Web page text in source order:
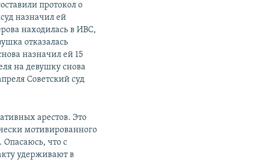
протокол о
назначил ей
находилась в ИВС,
отказалась
назначил ей 15
на девушку снова
Советский суд
арестов. Это
мотивированного
что с
удерживают в